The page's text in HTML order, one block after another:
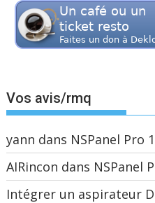
Vos avis/rmq
yann dans NSPanel Pro
AIRincon dans NSPanel
Intégrer un aspirateur